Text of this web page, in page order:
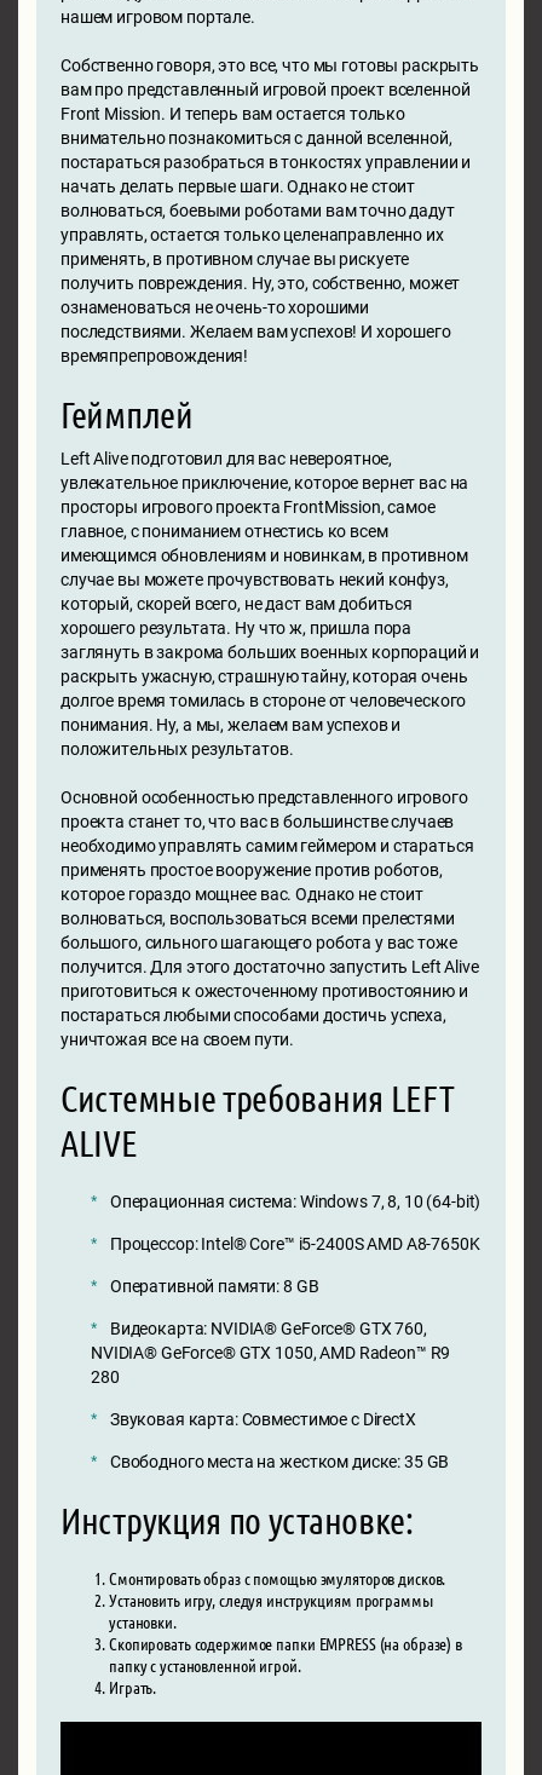
нашем игровом портале.
Собственно говоря, это все, что мы готовы раскрыть
вам про представленный игровой проект вселенной
Front Mission. И теперь вам остается только
внимательно познакомиться с данной вселенной,
постараться разобраться в тонкостях управлении и
начать делать первые шаги. Однако не стоит
волноваться, боевыми роботами вам точно дадут
управлять, остается только целенаправленно их
применять, в противном случае вы рискуете
получить повреждения. Ну, это, собственно, может
ознаменоваться не очень-то хорошими
последствиями. Желаем вам успехов! И хорошего
времяпрепровождения!
Геймплей
Left Alive подготовил для вас невероятное,
увлекательное приключение, которое вернет вас на
просторы игрового проекта FrontMission, самое
главное, с пониманием отнестись ко всем
имеющимся обновлениям и новинкам, в противном
случае вы можете прочувствовать некий конфуз,
который, скорей всего, не даст вам добиться
хорошего результата. Ну что ж, пришла пора
заглянуть в закрома больших военных корпораций и
раскрыть ужасную, страшную тайну, которая очень
долгое время томилась в стороне от человеческого
понимания. Ну, а мы, желаем вам успехов и
положительных результатов.
Основной особенностью представленного игрового
проекта станет то, что вас в большинстве случаев
необходимо управлять самим геймером и стараться
применять простое вооружение против роботов,
которое гораздо мощнее вас. Однако не стоит
волноваться, воспользоваться всеми прелестями
большого, сильного шагающего робота у вас тоже
получится. Для этого достаточно запустить Left Alive
приготовиться к ожесточенному противостоянию и
постараться любыми способами достичь успеха,
уничтожая все на своем пути.
Системные требования LEFT
ALIVE
Операционная система: Windows 7, 8, 10 (64-bit)
Процессор: Intel® Core™ i5-2400S AMD A8-7650K
Оперативной памяти: 8 GB
Видеокарта: NVIDIA® GeForce® GTX 760,
NVIDIA® GeForce® GTX 1050, AMD Radeon™ R9
280
Звуковая карта: Совместимое с DirectX
Свободного места на жестком диске: 35 GB
Инструкция по установке:
Смонтировать образ с помощью эмуляторов дисков.
Установить игру, следуя инструкциям программы
установки.
Скопировать содержимое папки EMPRESS (на образе) в
папку с установленной игрой.
Играть.